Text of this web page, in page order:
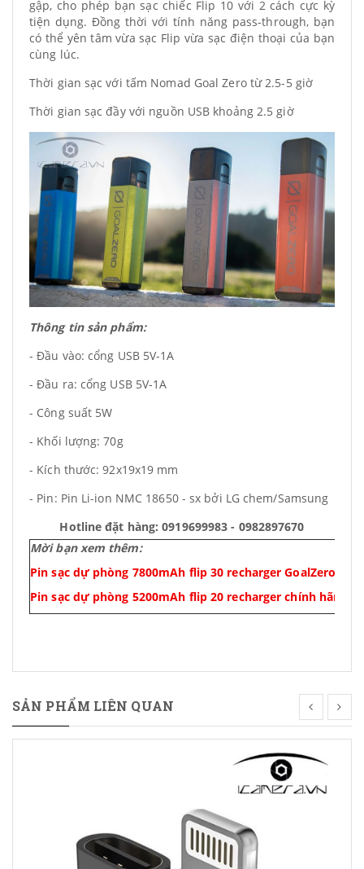
gập, cho phép bạn sạc chiếc Flip 10 với 2 cách cực kỳ
tiện dụng. Đồng thời với tính năng pass-through, bạn
có thể yên tâm vừa sạc Flip vừa sạc điện thoại của bạn
cùng lúc.
Thời gian sạc với tấm Nomad Goal Zero từ 2.5-5 giờ
Thời gian sạc đầy với nguồn USB khoảng 2.5 giờ
Thông tin sản phẩm:
- Đầu vào: cổng USB 5V-1A
- Đầu ra: cổng USB 5V-1A
- Công suất 5W
- Khối lượng: 70g
- Kích thước: 92x19x19 mm
- Pin: Pin Li-ion NMC 18650 - sx bởi LG chem/Samsung
Hotline đặt hàng: 0919699983 - 0982897670
Mời bạn xem thêm:
Pin sạc dự phòng 7800mAh flip 30 recharger GoalZero giá
Pin sạc dự phòng 5200mAh flip 20 recharger chính hãng
SẢN PHẨM LIÊN QUAN